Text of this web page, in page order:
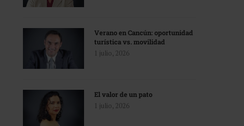
Verano en Cancún: oportunidad
turística vs. movilidad
1 julio, 2026
El valor de un pato
1 julio, 2026